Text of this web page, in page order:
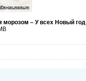
морозом – У всех Новый год